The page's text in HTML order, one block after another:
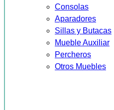
Consolas
Aparadores
Sillas y Butacas
Mueble Auxiliar
Percheros
Otros Muebles